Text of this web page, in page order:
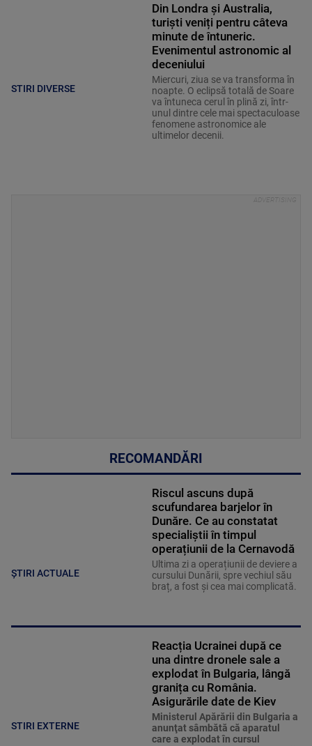
STIRI DIVERSE
Din Londra și Australia,
turiști veniți pentru câteva
minute de întuneric.
Evenimentul astronomic al
deceniului
Miercuri, ziua se va transforma în
noapte. O eclipsă totală de Soare
va întuneca cerul în plină zi, într-
unul dintre cele mai spectaculoase
fenomene astronomice ale
ultimelor decenii.
RECOMANDĂRI
ȘTIRI ACTUALE
Riscul ascuns după
scufundarea barjelor în
Dunăre. Ce au constatat
specialiștii în timpul
operațiunii de la Cernavodă
Ultima zi a operațiunii de deviere a
cursului Dunării, spre vechiul său
braț, a fost și cea mai complicată.
STIRI EXTERNE
Reacția Ucrainei după ce
una dintre dronele sale a
explodat în Bulgaria, lângă
granița cu România.
Asigurările date de Kiev
Ministerul Apărării din Bulgaria a
anunţat sâmbătă că aparatul
care a explodat în cursul